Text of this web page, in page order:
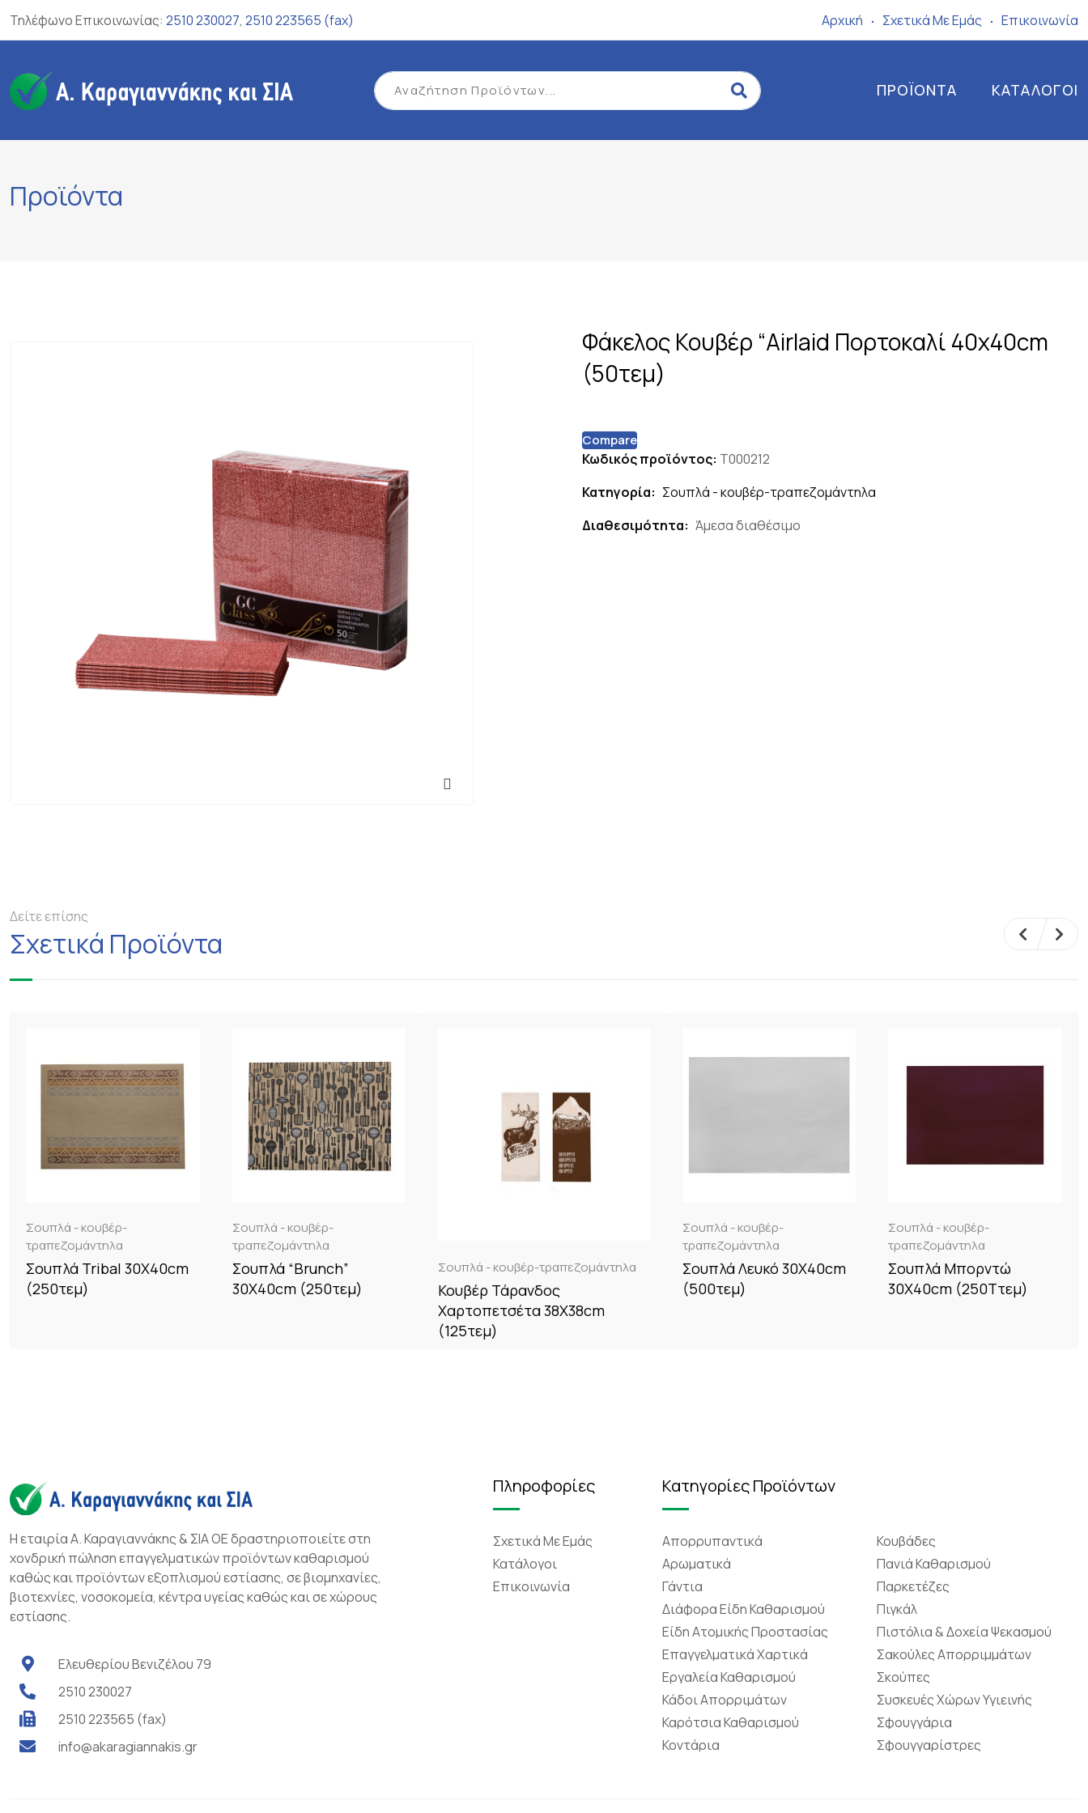
Τηλέφωνο Επικοινωνίας: 2510 230027, 2510 223565 (fax) Αρχική Σχετικά Mε Eμάς Επικοινωνία
ΠΡΟΪΌΝΤΑ ΚΑΤΆΛΟΓΟΙ
Προϊόντα
Φάκελος Κουβέρ “Airlaid Πορτοκαλί 40x40cm
(50τεμ)
Compare
Κωδικός προϊόντος: T000212
Κατηγορία: Σουπλά - κουβέρ-τραπεζομάντηλα
Διαθεσιμότητα: Άμεσα διαθέσιμο
Δείτε επίσης
Σχετικά Προϊόντα
Σουπλά - κουβέρ-
τραπεζομάντηλα
Σουπλά Tribal 30X40cm
(250τεμ)
Σουπλά - κουβέρ-
τραπεζομάντηλα
Σουπλά “Brunch”
30X40cm (250τεμ)
Σουπλά - κουβέρ-τραπεζομάντηλα
Κουβέρ Τάρανδος
Χαρτοπετσέτα 38Χ38cm
(125τεμ)
Σουπλά - κουβέρ-
τραπεζομάντηλα
Σουπλά Λευκό 30X40cm
(500τεμ)
Σουπλά - κουβέρ-
τραπεζομάντηλα
Σουπλά Μπορντώ
30X40cm (250Tτεμ)
Η εταιρία Α. Καραγιαννάκης & ΣΙΑ ΟΕ δραστηριοποιείτε στη
χονδρική πώληση επαγγελματικών προϊόντων καθαρισμού
καθώς και προϊόντων εξοπλισμού εστίασης, σε βιομηχανίες,
βιοτεχνίες, νοσοκομεία, κέντρα υγείας καθώς και σε χώρους
εστίασης.
Ελευθερίου Βενιζέλου 79
2510 230027
2510 223565 (fax)
info@akaragiannakis.gr
Πληροφορίες
Σχετικά Mε Eμάς
Κατάλογοι
Επικοινωνία
Κατηγορίες Προϊόντων
Απορρυπαντικά
Αρωματικά
Γάντια
Διάφορα Είδη Καθαρισμού
Είδη Ατομικής Προστασίας
Επαγγελματικά Χαρτικά
Εργαλεία Καθαρισμού
Κάδοι Απορριμάτων
Καρότσια Καθαρισμού
Κοντάρια
Κουβάδες
Πανιά Καθαρισμού
Παρκετέζες
Πιγκάλ
Πιστόλια & Δοχεία Ψεκασμού
Σακούλες Απορριμμάτων
Σκούπες
Συσκευές Χώρων Υγιεινής
Σφουγγάρια
Σφουγγαρίστρες